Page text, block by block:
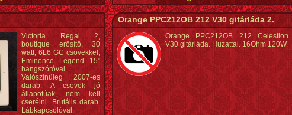
Victoria Regal 2,
boutique erősítő, 30
watt, 6L6 GC csövekkel,
Eminence Legend 15"
hangszóróval.
Valószínűleg 2007-es
darab. A csövek jó
állapotúak, nem kell
cserélni. Brutális darab.
Lábkapcsolóval.
Orange PPC212OB 212 V30 gitárláda 2.
Orange PPC212OB 212 Celestion
V30 gitárláda. Huzattal. 16Ohm 120W.